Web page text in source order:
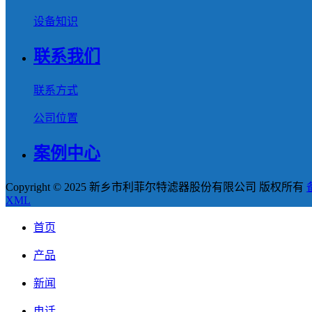
设备知识
联系我们
联系方式
公司位置
案例中心
Copyright © 2025 新乡市利菲尔特滤器股份有限公司 版权所有
XML
首页
产品
新闻